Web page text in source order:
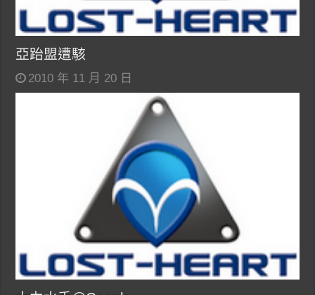
亞跆盟遭駭
2010 年 11 月 20 日